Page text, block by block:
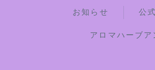
お知らせ 公
アロマハーブア